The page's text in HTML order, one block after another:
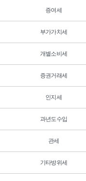
증여세
부가가치세
개별소비세
증권거래세
인지세
과년도수입
관세
기타방위세